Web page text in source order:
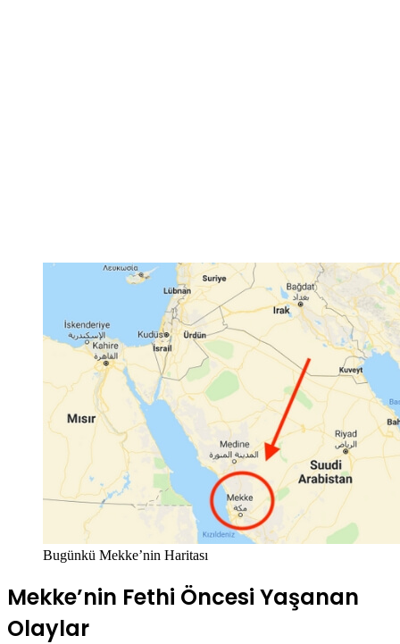
Bugünkü Mekke’nin Haritası
Mekke’nin Fethi Öncesi Yaşanan
Olaylar